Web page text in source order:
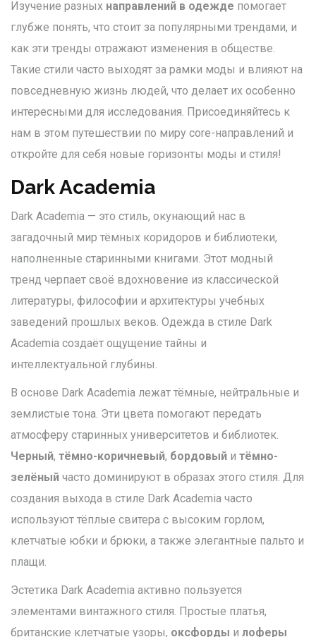
Изучение разных направлений в одежде помогает
глубже понять, что стоит за популярными трендами, и
как эти тренды отражают изменения в обществе.
Такие стили часто выходят за рамки моды и влияют на
повседневную жизнь людей, что делает их особенно
интересными для исследования. Присоединяйтесь к
нам в этом путешествии по миру core-направлений и
откройте для себя новые горизонты моды и стиля!
Dark Academia
Dark Academia — это стиль, окунающий нас в
загадочный мир тёмных коридоров и библиотеки,
наполненные старинными книгами. Этот модный
тренд черпает своё вдохновение из классической
литературы, философии и архитектуры учебных
заведений прошлых веков. Одежда в стиле Dark
Academia создаёт ощущение тайны и
интеллектуальной глубины.
В основе Dark Academia лежат тёмные, нейтральные и
землистые тона. Эти цвета помогают передать
атмосферу старинных университетов и библиотек.
Черный, тёмно-коричневый, бордовый и тёмно-
зелёный часто доминируют в образах этого стиля. Для
создания выхода в стиле Dark Academia часто
используют тёплые свитера с высоким горлом,
клетчатые юбки и брюки, а также элегантные пальто и
плащи.
Эстетика Dark Academia активно пользуется
элементами винтажного стиля. Простые платья,
британские клетчатые узоры, оксфорды и лоферы